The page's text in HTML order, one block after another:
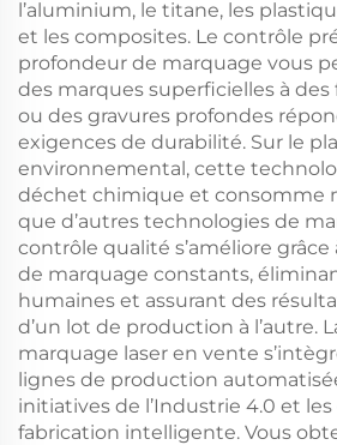
l’aluminium, le titane, les
et les composites. Le contrôle
profondeur de marquage vous
des marques superficielles à
ou des gravures profondes
exigences de durabilité. Sur le
environnemental, cette
déchet chimique et consomme
que d’autres technologies de
contrôle qualité s’améliore
de marquage constants,
humaines et assurant des
d’un lot de production à l’autre.
marquage laser en vente
lignes de production
initiatives de l’Industrie 4.0 et
fabrication intelligente. Vous